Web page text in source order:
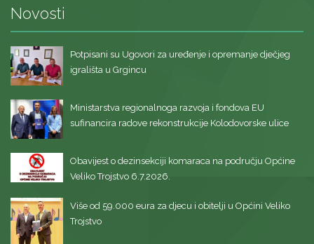
Novosti
Potpisani su Ugovori za uređenje i opremanje dječjeg
igrališta u Grgincu
Ministarstva regionalnoga razvoja i fondova EU
sufinancira radove rekonstrukcije Kolodovorske ulice
Obavijest o dezinsekciji komaraca na području Općine
Veliko Trojstvo 6.7.2026.
Više od 59.000 eura za djecu i obitelji u Općini Veliko
Trojstvo